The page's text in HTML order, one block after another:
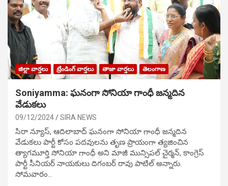
జిల్లా వార్తలు ట్రేండింగ్ వార్తలు తాజా వార్తలు తెలంగాణ
Soniyamma: ఘ‌నంగా సోనియా గాంధీ జ‌న్మ‌దిన
వేడుక‌లు
09/12/2024 SIRA NEWS
సిరా న్యూస్, ఆదిలాబాద్ ఘ‌నంగా సోనియా గాంధీ జ‌న్మ‌దిన
వేడుక‌లు పార్టీ కోసం ప‌ద‌వుల‌ను తృణ ప్రాయంగా త్య‌జించిన
త్యాగమూర్తి సోనియా గాంధీ అని మాజీ మున్సిప‌ల్ చైర్మ‌న్, కాంగ్రెస్
పార్టీ సీనియ‌ర్ నాయ‌కులు దిగంబ‌ర్ రావు పాటిల్ అన్నారు.
సోమవారం…